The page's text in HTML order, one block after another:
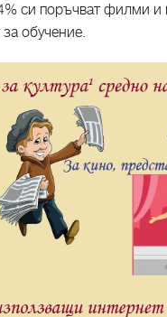
си поръчват филми и
обучение.